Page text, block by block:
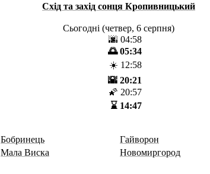
Схід та захід сонця Кропивницький
Сьогодні (четвер, 6 серпня)
🌆 04:58
🌅 05:34
☀️ 12:58
🌇 20:21
🌠 20:57
⌛️ 14:47
Бобринець Гайворон
Мала Виска Новомиргород